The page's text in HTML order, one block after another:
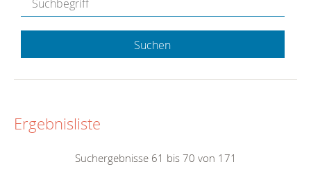
Suchen
Ergebnisliste
Suchergebnisse 61 bis 70 von 171